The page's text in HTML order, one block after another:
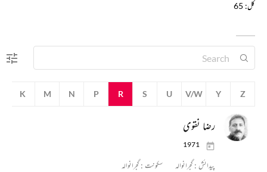
کل: 65
K M N P R S U V/W Y Z
رضا نقوی
1971
پیدائش : گجرانوالہ سکونت : گجرانوالہ